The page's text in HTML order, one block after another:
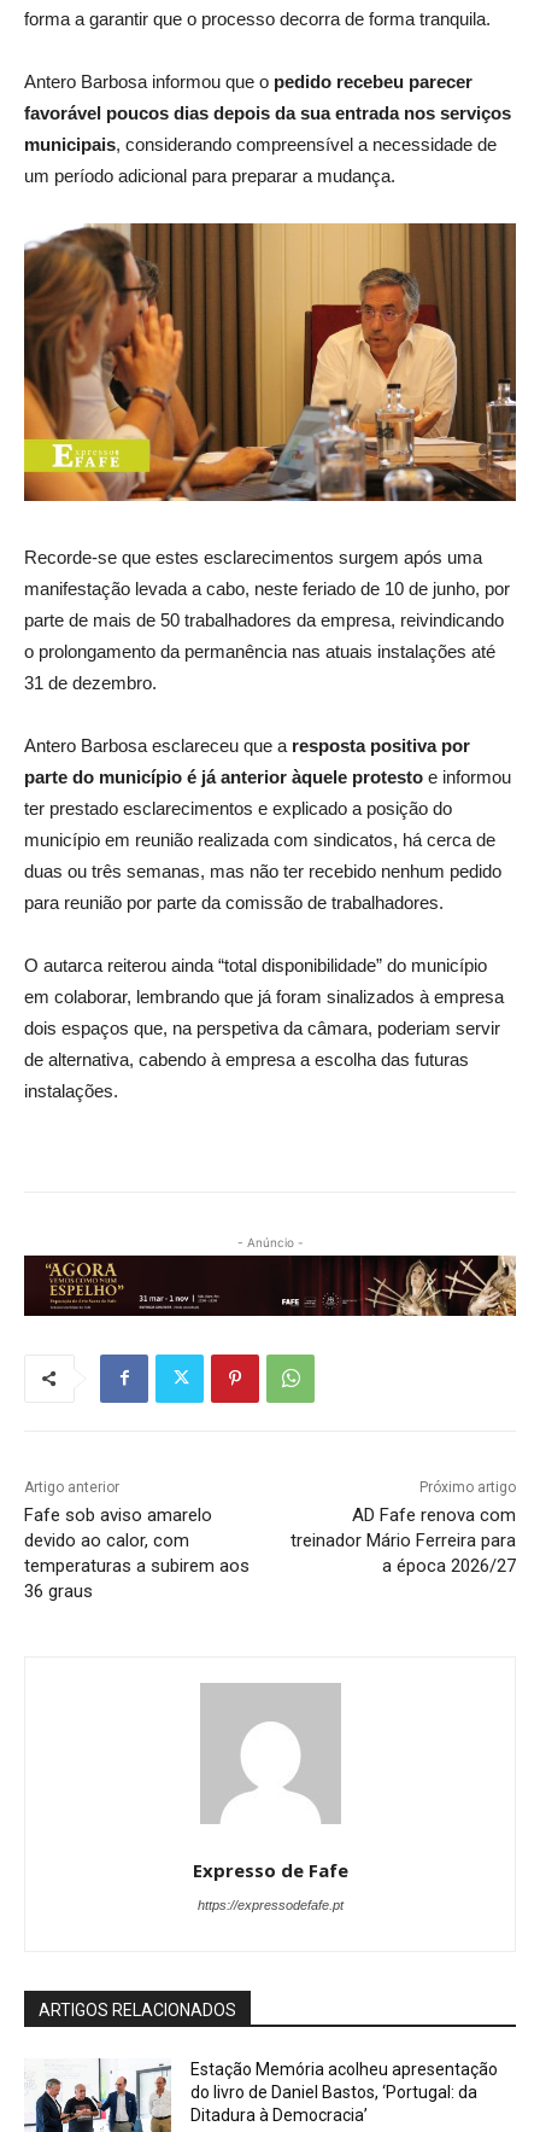
forma a garantir que o processo decorra de forma tranquila.
Antero Barbosa informou que o pedido recebeu parecer
favorável poucos dias depois da sua entrada nos serviços
municipais, considerando compreensível a necessidade de
um período adicional para preparar a mudança.
Recorde-se que estes esclarecimentos surgem após uma
manifestação levada a cabo, neste feriado de 10 de junho, por
parte de mais de 50 trabalhadores da empresa, reivindicando
o prolongamento da permanência nas atuais instalações até
31 de dezembro.
Antero Barbosa esclareceu que a resposta positiva por
parte do município é já anterior àquele protesto e informou
ter prestado esclarecimentos e explicado a posição do
município em reunião realizada com sindicatos, há cerca de
duas ou três semanas, mas não ter recebido nenhum pedido
para reunião por parte da comissão de trabalhadores.
O autarca reiterou ainda “total disponibilidade” do município
em colaborar, lembrando que já foram sinalizados à empresa
dois espaços que, na perspetiva da câmara, poderiam servir
de alternativa, cabendo à empresa a escolha das futuras
instalações.
- Anúncio -
Artigo anterior
Fafe sob aviso amarelo
devido ao calor, com
temperaturas a subirem aos
36 graus
Próximo artigo
AD Fafe renova com
treinador Mário Ferreira para
a época 2026/27
Expresso de Fafe
https://expressodefafe.pt
ARTIGOS RELACIONADOS
Estação Memória acolheu apresentação
do livro de Daniel Bastos, ‘Portugal: da
Ditadura à Democracia’